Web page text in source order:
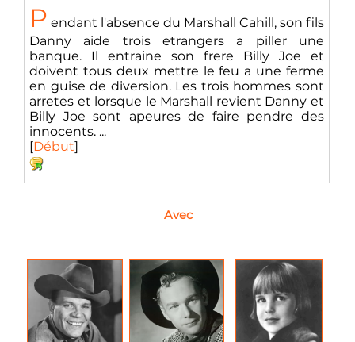
P endant l'absence du Marshall Cahill, son fils
Danny aide trois etrangers a piller une
banque. Il entraine son frere Billy Joe et
doivent tous deux mettre le feu a une ferme
en guise de diversion. Les trois hommes sont
arretes et lorsque le Marshall revient Danny et
Billy Joe sont apeures de faire pendre des
innocents. ...
[Début]
Avec